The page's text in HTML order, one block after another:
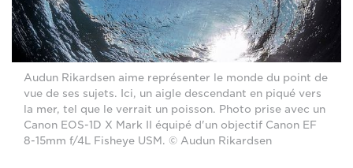
Audun Rikardsen aime représenter le monde du point de
vue de ses sujets. Ici, un aigle descendant en piqué vers
la mer, tel que le verrait un poisson. Photo prise avec un
Canon EOS-1D X Mark II équipé d'un objectif Canon EF
8-15mm f/4L Fisheye USM. © Audun Rikardsen